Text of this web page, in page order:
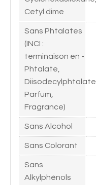
Cetyl dime
Sans Phtalates
(INCI :
terminaison en -
Phtalate,
Diisodecylphtalate,
Parfum,
Fragrance)
Sans Alcohol
Sans Colorant
Sans
Alkylphénols